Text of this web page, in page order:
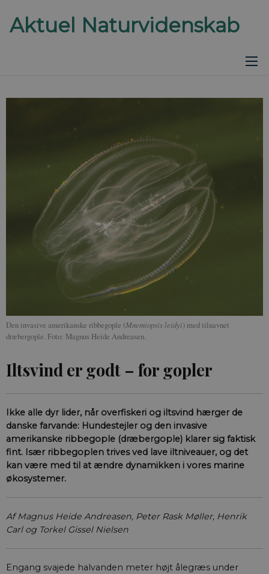
Den invasive amerikanske ribbegople (Mnemiopsis leidyi) med tilnavnet
dræbergople. Foto: Magnus Heide Andreasen.
Iltsvind er godt – for gopler
Ikke alle dyr lider, når overfiskeri og iltsvind hærger de
danske farvande: Hundestejler og den invasive
amerikanske ribbegople (dræbergople) klarer sig faktisk
fint. Især ribbegoplen trives ved lave iltniveauer, og det
kan være med til at ændre dynamikken i vores marine
økosystemer.
Af Magnus Heide Andreasen, Peter Rask Møller, Henrik
Carl og Torkel Gissel Nielsen
Engang svajede halvanden meter højt ålegræs under